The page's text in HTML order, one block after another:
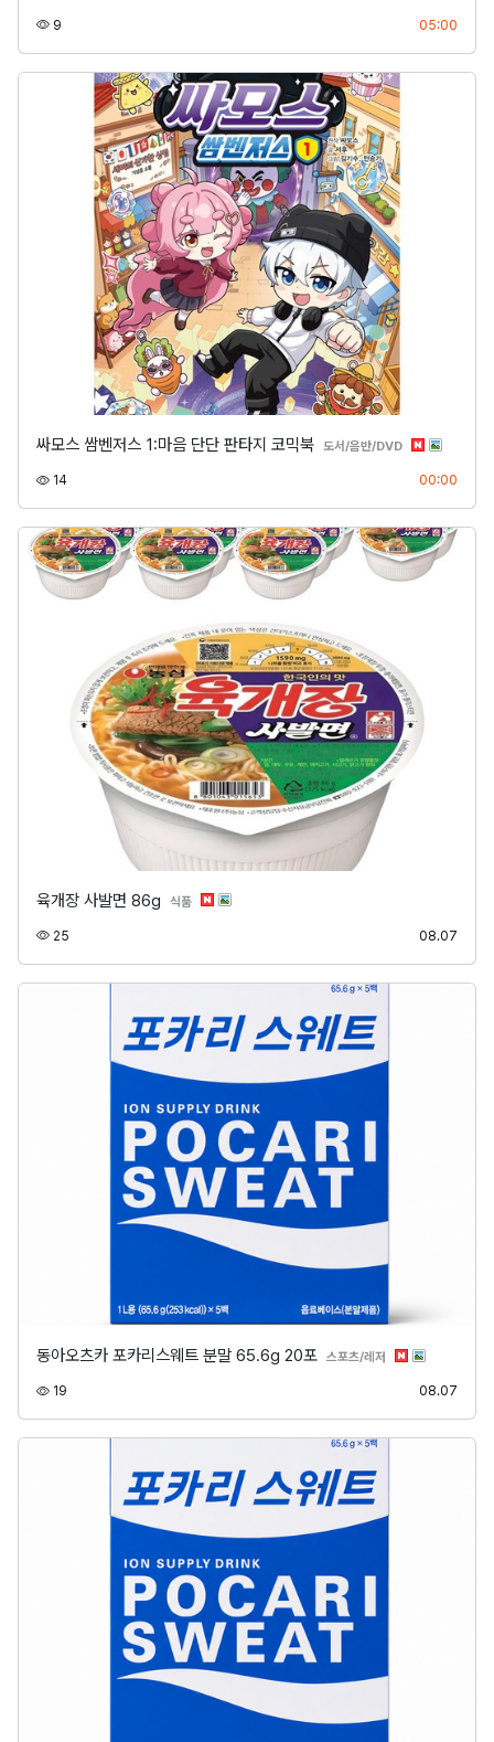
9 05:00
싸모스 쌈벤저스 1:마음 단단 판타지 코믹북 도서/음반/DVD분류
14조회 00:00
육개장 사발면 86g 식품분류
25 08.07
동아오츠카 포카리스웨트 분말 65.6g 20포 스포츠/레저 분류
19 08.07